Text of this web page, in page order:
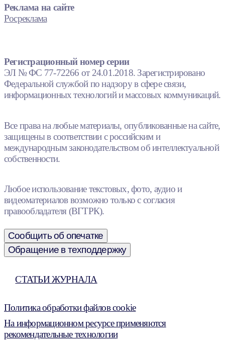
Реклама на сайте
Росреклама
Регистрационный номер серии
ЭЛ № ФС 77-72266 от 24.01.2018. Зарегистрировано
Федеральной службой по надзору в сфере связи,
информационных технологий и массовых коммуникаций.
Все права на любые материалы, опубликованные на сайте,
защищены в соответствии с российским и
международным законодательством об интеллектуальной
собственности.
Любое использование текстовых, фото, аудио и
видеоматериалов возможно только с согласия
правообладателя (ВГТРК).
Сообщить об опечатке
Обращение в техподдержку
СТАТЬИ ЖУРНАЛА
Политика обработки файлов cookie
На информационном ресурсе применяются
рекомендательные технологии